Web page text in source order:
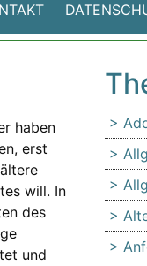
haben
erst
will. In
des
und